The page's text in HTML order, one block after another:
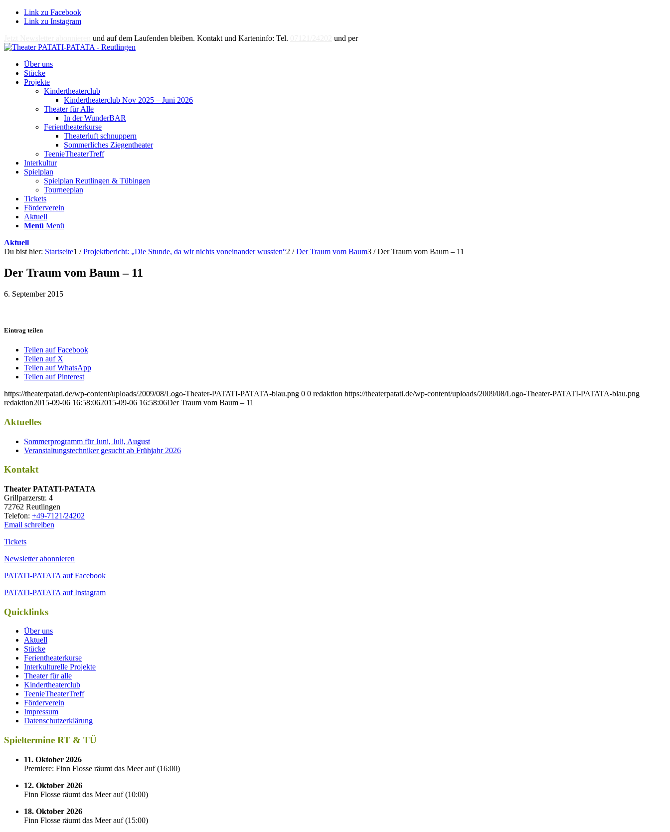
Link zu Facebook
Link zu Instagram
und auf dem Laufenden bleiben. Kontakt und Karteninfo: Tel. und per
Über uns
Stücke
Projekte
Kindertheaterclub
Kindertheaterclub Nov 2025 – Juni 2026
Theater für Alle
In der WunderBAR
Ferientheaterkurse
Theaterluft schnuppern
Sommerliches Ziegentheater
TeenieTheaterTreff
Interkultur
Spielplan
Spielplan Reutlingen & Tübingen
Tourneeplan
Tickets
Förderverein
Aktuell
Menü Menü
Aktuell
Du bist hier: Startseite1 / Projektbericht: „Die Stunde, da wir nichts voneinander wussten“2 / Der Traum vom Baum3 / Der Traum vom Baum – 11
Der Traum vom Baum – 11
6. September 2015
Eintrag teilen
Teilen auf Facebook
Teilen auf X
Teilen auf WhatsApp
Teilen auf Pinterest
https://theaterpatati.de/wp-content/uploads/2009/08/Logo-Theater-PATATI-PATATA-blau.png 0 0 redaktion https://theaterpatati.de/wp-content/uploads/2009/08/Logo-Theater-PATATI-PATATA-blau.png
redaktion2015-09-06 16:58:062015-09-06 16:58:06Der Traum vom Baum – 11
Aktuelles
Sommerprogramm für Juni, Juli, August
Veranstaltungstechniker gesucht ab Frühjahr 2026
Kontakt
Thea­ter PATATI-PATATA
Grill­par­zer­str. 4
72762 Reutlingen
Tele­fon: +49-7121/24202
Email schreiben
Tickets
Newsletter abonnieren
PATATI-PATATA auf Facebook
PATATI-PATATA auf Instagram
Quicklinks
Über uns
Aktuell
Stücke
Ferientheaterkurse
Interkulturelle Projekte
Theater für alle
Kindertheaterclub
TeenieTheaterTreff
Förderverein
Impressum
Datenschutzerklärung
Spieltermine RT & TÜ
11. Oktober 2026
Premiere: Finn Flosse räumt das Meer auf(16:00)
12. Oktober 2026
Finn Flosse räumt das Meer auf(10:00)
18. Oktober 2026
Finn Flosse räumt das Meer auf(15:00)